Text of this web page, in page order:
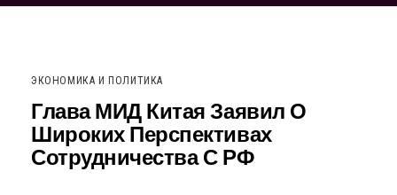
ЭКОНОМИКА И ПОЛИТИКА
Глава МИД Китая Заявил О
Широких Перспективах
Сотрудничества С РФ